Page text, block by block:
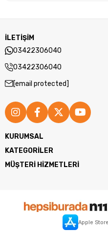
İLETİŞİM
03422306040
03422306040
[email protected]
KURUMSAL
KATEGORİLER
MÜŞTERİ HİZMETLERİ
Apple Store